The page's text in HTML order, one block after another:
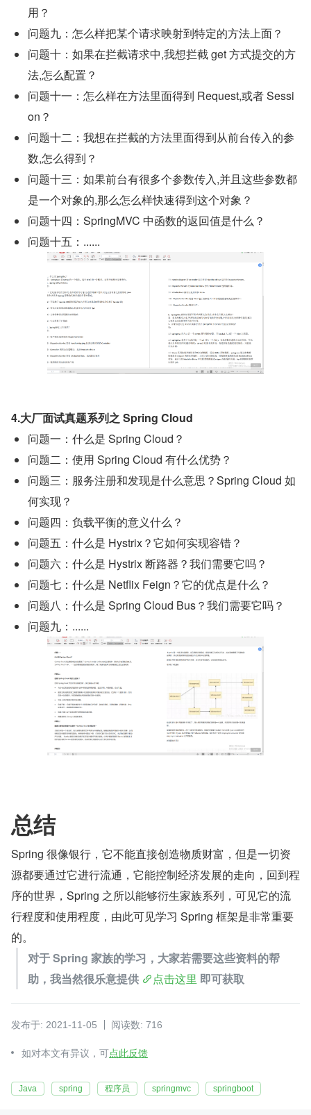
用？
问题九：怎么样把某个请求映射到特定的方法上面？
问题十：如果在拦截请求中,我想拦截 get 方式提交的方
法,怎么配置？
问题十一：怎么样在方法里面得到 Request,或者 Sessi
on？
问题十二：我想在拦截的方法里面得到从前台传入的参
数,怎么得到？
问题十三：如果前台有很多个参数传入,并且这些参数都
是一个对象的,那么怎么样快速得到这个对象？
问题十四：SpringMVC 中函数的返回值是什么？
问题十五：......
4.大厂面试真题系列之 Spring Cloud
问题一：什么是 Spring Cloud？
问题二：使用 Spring Cloud 有什么优势？
问题三：服务注册和发现是什么意思？Spring Cloud 如
何实现？
问题四：负载平衡的意义什么？
问题五：什么是 Hystrix？它如何实现容错？
问题六：什么是 Hystrix 断路器？我们需要它吗？
问题七：什么是 Netflix Feign？它的优点是什么？
问题八：什么是 Spring Cloud Bus？我们需要它吗？
问题九：......
总结
Spring 很像银行，它不能直接创造物质财富，但是一切资
源都要通过它进行流通，它能控制经济发展的走向，回到程
序的世界，Spring 之所以能够衍生家族系列，可见它的流
行程度和使用程度，由此可见学习 Spring 框架是非常重要
的。
对于 Spring 家族的学习，大家若需要这些资料的帮
助，我当然很乐意提供
点击这里 即可获取
发布于: 2021-11-05 阅读数: 716
如对本文有异议，可点此反馈
Java spring 程序员 springmvc springboot